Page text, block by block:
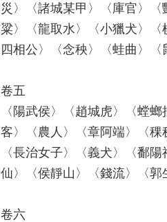
災〉〈諸城某甲〉〈庫官〉
粱〉〈龍取水〉〈小獵犬〉
四相公〉〈念秧〉〈蛙曲〉〈
卷五
〈陽武侯〉〈趙城虎〉〈螳
客〉〈農人〉〈章阿端〉〈稞
〈長治女子〉〈義犬〉〈鄱
仙〉〈侯靜山〉〈錢流〉〈郭
卷六